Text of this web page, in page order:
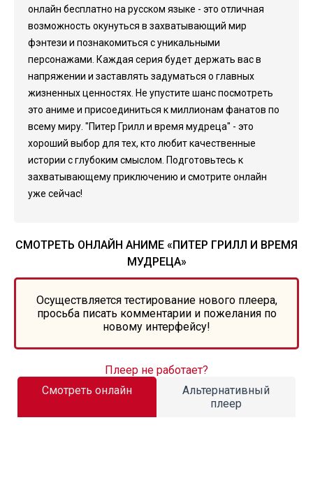
онлайн бесплатно на русском языке - это отличная
возможность окунуться в захватывающий мир
фэнтези и познакомиться с уникальными
персонажами. Каждая серия будет держать вас в
напряжении и заставлять задуматься о главных
жизненных ценностях. Не упустите шанс посмотреть
это аниме и присоединиться к миллионам фанатов по
всему миру. "Питер Грилл и время мудреца" - это
хороший выбор для тех, кто любит качественные
истории с глубоким смыслом. Подготовьтесь к
захватывающему приключению и смотрите онлайн
уже сейчас!
СМОТРЕТЬ ОНЛАЙН АНИМЕ «ПИТЕР ГРИЛЛ И ВРЕМЯ
МУДРЕЦА»
Осуществляется тестирование нового плеера,
просьба писать комментарии и пожелания по
новому интерфейсу!
Смотреть онлайн
Альтернативный
плеер
Плеер не работает?